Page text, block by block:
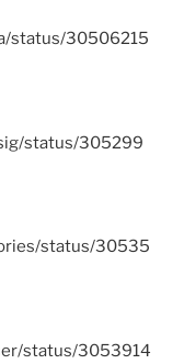
status/30506215
status/305299
status/30535
status/3053914